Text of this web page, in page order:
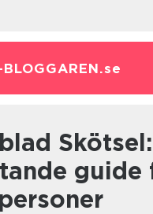
BLOGGAREN.se
guide